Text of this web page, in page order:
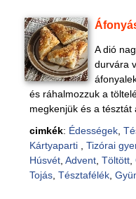
A dió
durvára
és ráhalmozzuk a
megkenjük és a tésztát
cimkék: Édességek,
Kártyaparti
Tizórai
Húsvét, Advent, Töltött,
Tojás, Tésztafélék,